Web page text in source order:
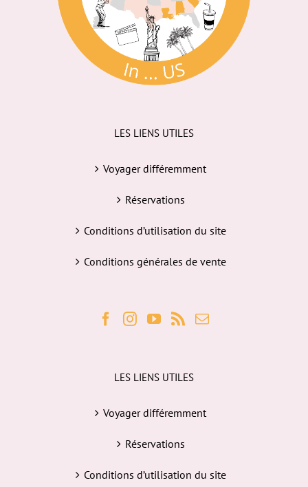
LES LIENS UTILES
Voyager différemment
Réservations
Conditions d’utilisation du site
Conditions générales de vente
LES LIENS UTILES
Voyager différemment
Réservations
Conditions d’utilisation du site